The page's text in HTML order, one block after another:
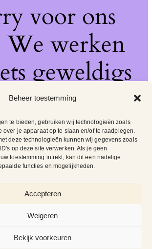
Beheer toestemming
te bieden, gebruiken wij technologieën zoals
over je apparaat op te slaan en/of te raadplegen.
deze technologieën kunnen wij gegevens zoals
op deze site verwerken. Als je geen
toestemming intrekt, kan dit een nadelige
functies en mogelijkheden.
Accepteren
Weigeren
Bekijk voorkeuren
voor ons
We werken
geweldigs
snel terug!